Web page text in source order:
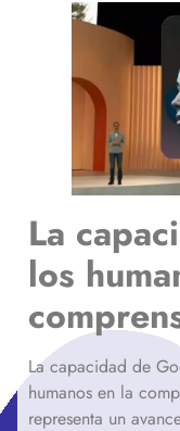
La
los
La capacidad de
humanos en la
representa un